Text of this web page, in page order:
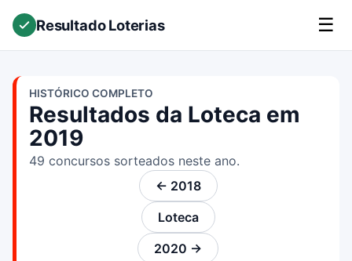
Resultado Loterias ☰
HISTÓRICO COMPLETO
Resultados da Loteca em
2019
49 concursos sorteados neste ano.
← 2018
Loteca
2020 →